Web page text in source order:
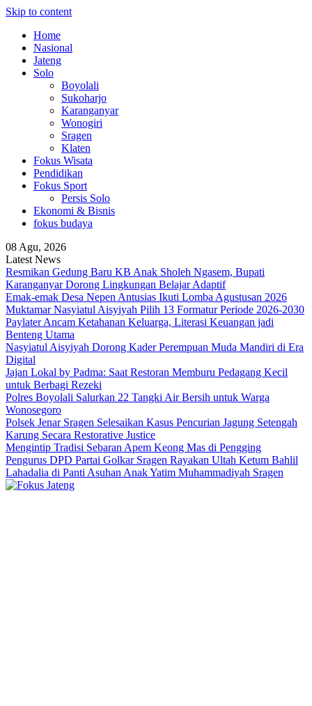
Skip to content
Home
Nasional
Jateng
Solo
Boyolali
Sukoharjo
Karanganyar
Wonogiri
Sragen
Klaten
Fokus Wisata
Pendidikan
Fokus Sport
Persis Solo
Ekonomi & Bisnis
fokus budaya
08 Agu, 2026
Latest News
Resmikan Gedung Baru KB Anak Sholeh Ngasem, Bupati
Karanganyar Dorong Lingkungan Belajar Adaptif
Emak-emak Desa Nepen Antusias Ikuti Lomba Agustusan 2026
Muktamar Nasyiatul Aisyiyah Pilih 13 Formatur Periode 2026-2030
Paylater Ancam Ketahanan Keluarga, Literasi Keuangan jadi
Benteng Utama
Nasyiatul Aisyiyah Dorong Kader Perempuan Muda Mandiri di Era
Digital
Jajan Lokal by Padma: Saat Restoran Memburu Pedagang Kecil
untuk Berbagi Rezeki
Polres Boyolali Salurkan 22 Tangki Air Bersih untuk Warga
Wonosegoro
Polsek Jenar Sragen Selesaikan Kasus Pencurian Jagung Setengah
Karung Secara Restorative Justice
Mengintip Tradisi Sebaran Apem Keong Mas di Pengging
Pengurus DPD Partai Golkar Sragen Rayakan Ultah Ketum Bahlil
Lahadalia di Panti Asuhan Anak Yatim Muhammadiyah Sragen